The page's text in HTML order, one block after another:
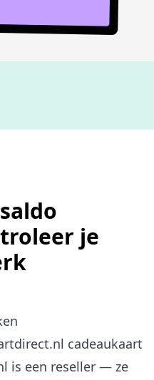
je
cadeaukaart
is een reseller — ze